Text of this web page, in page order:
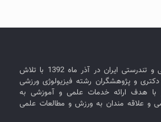
وب سایت فیزیولوژی ورزشی و تندرستی ایران در آذر ماه 1392 با تلاش
و پژوهشگران رشته فیزیولوژی ورزشی
با هدف ارائه خدمات علمی و آموزشی به
و علاقه مندان به ورزش و مطالعات علمی